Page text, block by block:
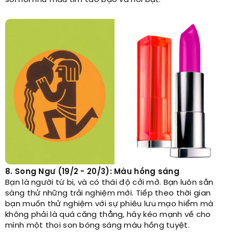
8. Song Ngư (19/2 - 20/3): Màu hồng sáng
Bạn là người từ bi, và có thái độ cởi mở. Bạn luôn sẵn
sàng thử những trải nghiệm mới. Tiếp theo thời gian
bạn muốn thử nghiệm với sự phiêu lưu mạo hiểm mà
không phải là quá căng thẳng, hãy kéo mạnh về cho
mình một thoi son bóng sáng màu hồng tuyệt.